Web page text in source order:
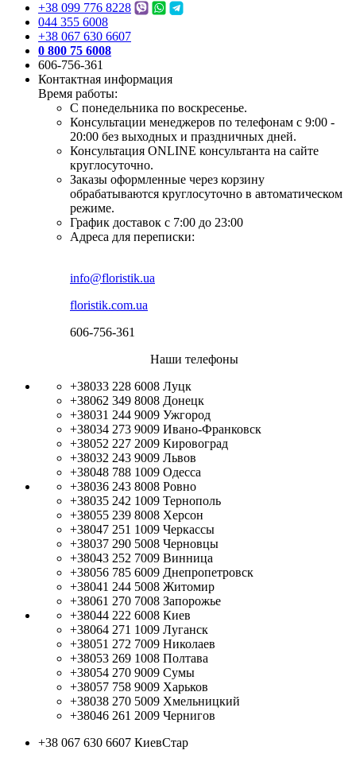
+38 099 776 8228
044 355 6008
+38 067 630 6607
0 800 75 6008
606-756-361
Контактная информация
Время работы:
С понедельника по воскресенье.
Консультации менеджеров по телефонам с 9:00 -
20:00 без выходных и праздничных дней.
Консультация ONLINE консультанта на сайте
круглосуточно.
Заказы оформленные через корзину
обрабатываются круглосуточно в автоматическом
режиме.
График доставок с 7:00 до 23:00
Адреса для переписки:
info@floristik.ua
floristik.com.ua
606-756-361
Наши телефоны
+38033 228 6008 Луцк
+38062 349 8008 Донецк
+38031 244 9009 Ужгород
+38034 273 9009 Ивано-Франковск
+38052 227 2009 Кировоград
+38032 243 9009 Львов
+38048 788 1009 Одесса
+38036 243 8008 Ровно
+38035 242 1009 Тернополь
+38055 239 8008 Херсон
+38047 251 1009 Черкассы
+38037 290 5008 Черновцы
+38043 252 7009 Винница
+38056 785 6009 Днепропетровск
+38041 244 5008 Житомир
+38061 270 7008 Запорожье
+38044 222 6008 Киев
+38064 271 1009 Луганск
+38051 272 7009 Николаев
+38053 269 1008 Полтава
+38054 270 9009 Сумы
+38057 758 9009 Харьков
+38038 270 5009 Хмельницкий
+38046 261 2009 Чернигов
+38 067 630 6607 КиевСтар